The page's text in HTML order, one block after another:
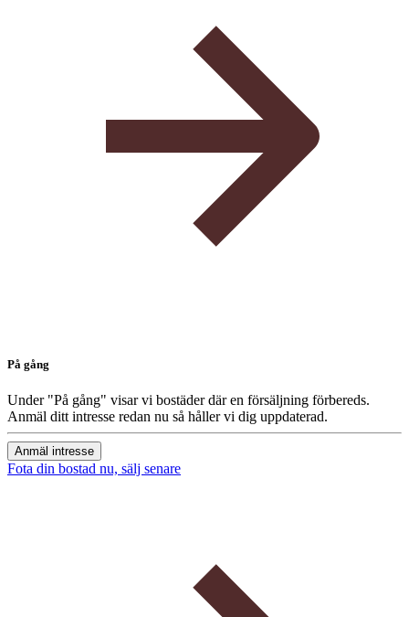
På gång
Under "På gång" visar vi bostäder där en försäljning förbereds.
Anmäl ditt intresse redan nu så håller vi dig uppdaterad.
Anmäl intresse
Fota din bostad nu, sälj senare